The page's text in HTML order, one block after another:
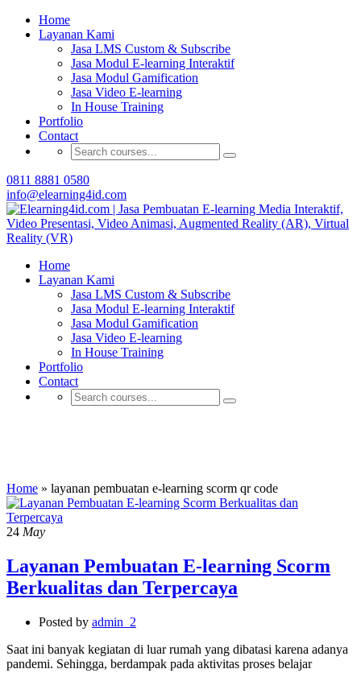
Home
Layanan Kami
Jasa LMS Custom & Subscribe
Jasa Modul E-learning Interaktif
Jasa Modul Gamification
Jasa Video E-learning
In House Training
Portfolio
Contact
0811 8881 0580
info@elearning4id.com
Home
Layanan Kami
Jasa LMS Custom & Subscribe
Jasa Modul E-learning Interaktif
Jasa Modul Gamification
Jasa Video E-learning
In House Training
Portfolio
Contact
Home » layanan pembuatan e-learning scorm qr code
24 May
Layanan Pembuatan E-learning Scorm
Berkualitas dan Terpercaya
Posted by admin_2
Saat ini banyak kegiatan di luar rumah yang dibatasi karena adanya
pandemi. Sehingga, berdampak pada aktivitas proses belajar
Buat Modul E-learning & LMS Anda Semakin
Menarik dengan Gamification
Hubungi Tim Elearning4id